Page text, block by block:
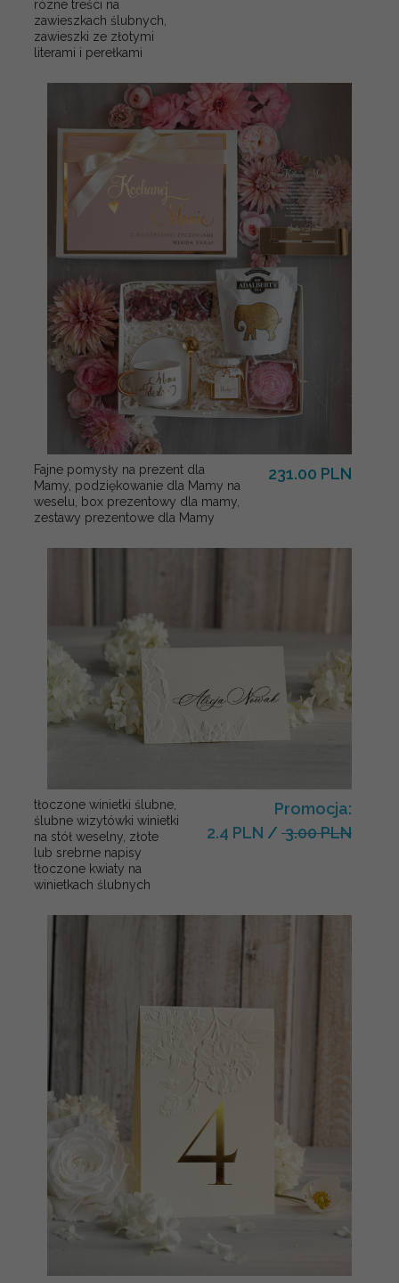
rózne treści na
zawieszkach ślubnych,
zawieszki ze złotymi
literami i perełkami
Fajne pomysły na prezent dla
Mamy, podziękowanie dla Mamy na
weselu, box prezentowy dla mamy,
zestawy prezentowe dla Mamy
231.00 PLN
tłoczone winietki ślubne,
ślubne wizytówki winietki
na stół weselny, złote
lub srebrne napisy
tłoczone kwiaty na
winietkach ślubnych
Promocja:
2.4 PLN / 3.00 PLN